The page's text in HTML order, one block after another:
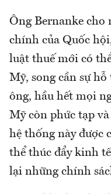
Ông Bernanke cho
chính của Quốc
luật thuế mới có
Mỹ, song cần sự
ông, hầu hết mọi
Mỹ còn phức tạp
hệ thống này được
thể thúc đẩy kinh
lại những chính